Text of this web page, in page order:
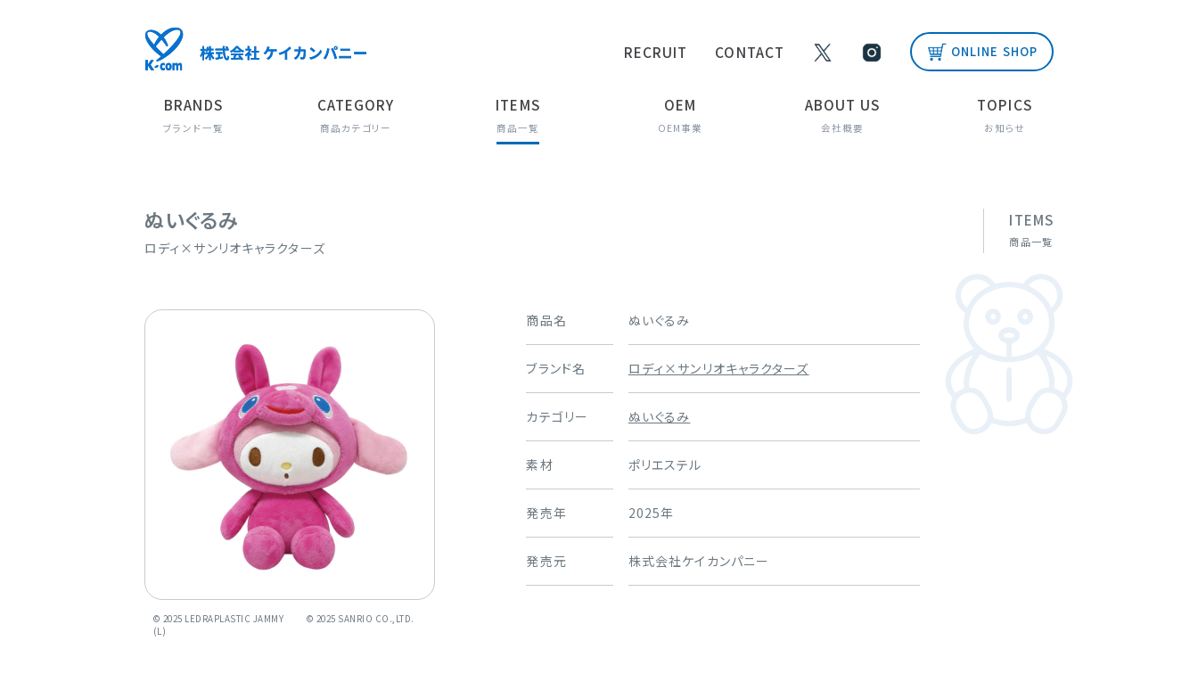
RECRUIT CONTACT ONLINE SHOP
BRANDS
ブランド一覧
CATEGORY
商品カテゴリー
ITEMS
商品一覧
OEM
OEM事業
ABOUT US
会社概要
TOPICS
お知らせ
ぬいぐるみ
ロディ×サンリオキャラクターズ
ITEMS
商品一覧
© 2025 LEDRAPLASTIC JAMMY ©︎ 2025 SANRIO CO.,LTD.
(L)
商品名 ぬいぐるみ
ブランド名 ロディ×サンリオキャラクターズ
カテゴリー ぬいぐるみ
素材 ポリエステル
発売年 2025年
発売元 株式会社ケイカンパニー